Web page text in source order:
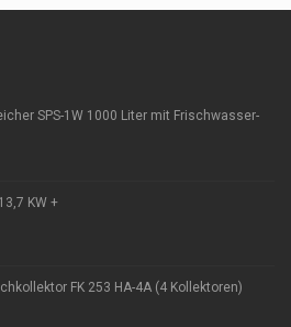
SPS-1W 1000 Liter mit Frischwasser-
KW +
FK 253 HA-4A (4 Kollektoren)